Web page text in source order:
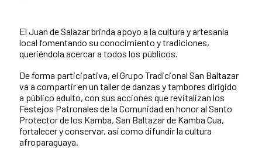
El Juan de Salazar brinda apoyo a la cultura y artesanía
local fomentando su conocimiento y tradiciones,
queriéndola acercar a todos los públicos.
De forma participativa, el Grupo Tradicional San Baltazar
va a compartir en un taller de danzas y tambores dirigido
a público adulto, con sus acciones que revitalizan los
Festejos Patronales de la Comunidad en honor al Santo
Protector de los Kamba, San Baltazar de Kamba Cua,
fortalecer y conservar, así como difundir la cultura
afroparaguaya.